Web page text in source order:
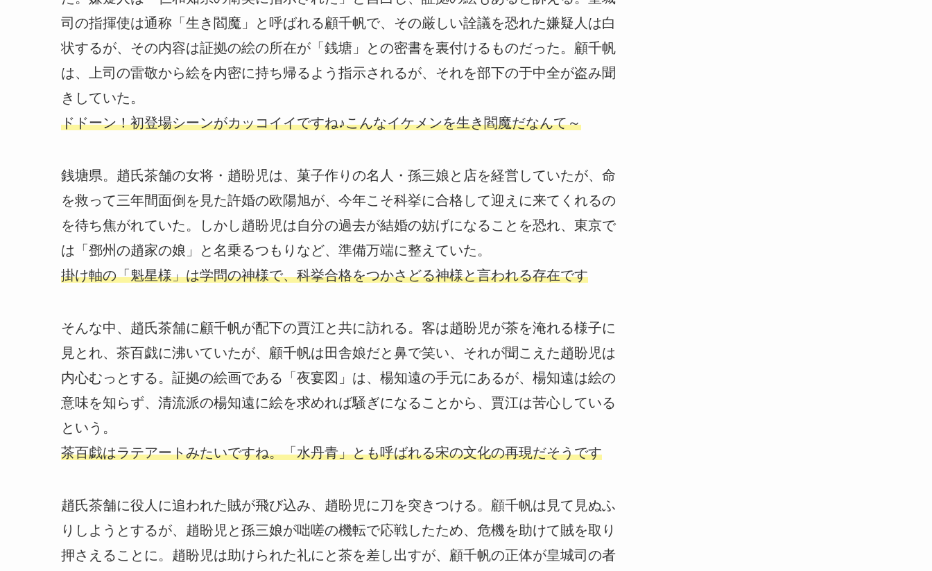
司の指揮使は通称「生き閻魔」と呼ばれる顧千帆で、その厳しい詮議を恐れた嫌疑人は白
状するが、その内容は証拠の絵の所在が「銭塘」との密書を裏付けるものだった。顧千帆
は、上司の雷敬から絵を内密に持ち帰るよう指示されるが、それを部下の于中全が盗み聞
きしていた。
ドドーン！初登場シーンがカッコイイですね♪こんなイケメンを生き閻魔だなんて～
銭塘県。趙氏茶舗の女将・趙盼児は、菓子作りの名人・孫三娘と店を経営していたが、命
を救って三年間面倒を見た許婚の欧陽旭が、今年こそ科挙に合格して迎えに来てくれるの
を待ち焦がれていた。しかし趙盼児は自分の過去が結婚の妨げになることを恐れ、東京で
は「鄧州の趙家の娘」と名乗るつもりなど、準備万端に整えていた。
掛け軸の「魁星様」は学問の神様で、科挙合格をつかさどる神様と言われる存在です
そんな中、趙氏茶舗に顧千帆が配下の賈江と共に訪れる。客は趙盼児が茶を淹れる様子に
見とれ、茶百戯に沸いていたが、顧千帆は田舎娘だと鼻で笑い、それが聞こえた趙盼児は
内心むっとする。証拠の絵画である「夜宴図」は、楊知遠の手元にあるが、楊知遠は絵の
意味を知らず、清流派の楊知遠に絵を求めれば騒ぎになることから、賈江は苦心している
という。
茶百戯はラテアートみたいですね。「水丹青」とも呼ばれる宋の文化の再現だそうです
趙氏茶舗に役人に追われた賊が飛び込み、趙盼児に刀を突きつける。顧千帆は見て見ぬふ
りしようとするが、趙盼児と孫三娘が咄嗟の機転で応戦したため、危機を助けて賊を取り
押さえることに。趙盼児は助けられた礼にと茶を差し出すが、顧千帆の正体が皇城司の者